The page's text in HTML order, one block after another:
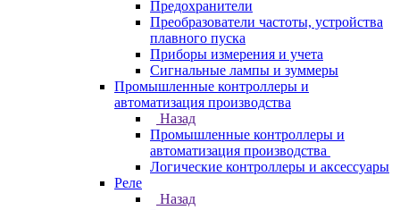
Предохранители
Преобразователи частоты, устройства
плавного пуска
Приборы измерения и учета
Сигнальные лампы и зуммеры
Промышленные контроллеры и
автоматизация производства
Назад
Промышленные контроллеры и
автоматизация производства
Логические контроллеры и аксессуары
Реле
Назад